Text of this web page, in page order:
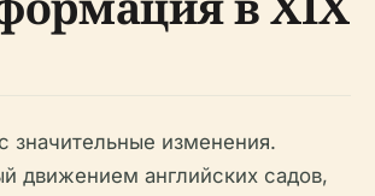
значительные изменения.
движением английских садов,